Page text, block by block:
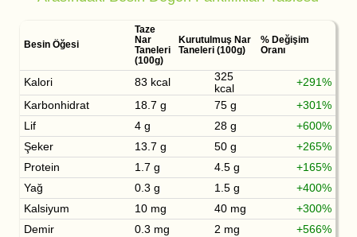
Besin Öğesi
Taze
Nar
Taneleri
(100g)
Kurutulmuş Nar
Taneleri (100g)
% Değişim
Oranı
Kalori 83 kcal
325
kcal
+291%
Karbonhidrat
18.7 g 75 g
+301%
Lif
4 g 28 g
+600%
Şeker
13.7 g 50 g
+265%
Protein
1.7 g 4.5 g
+165%
Yağ
0.3 g 1.5 g
+400%
Kalsiyum
10 mg 40 mg
+300%
Demir
0.3 mg 2 mg
+566%